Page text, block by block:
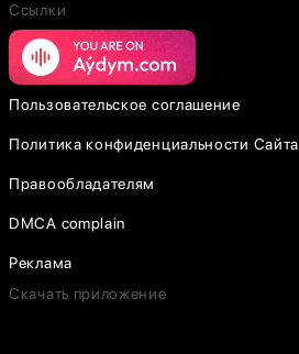
Ссылки
Пользовательское соглашение
Политика конфиденциальности Сайта
Правообладателям
DMCA complain
Реклама
Скачать приложение